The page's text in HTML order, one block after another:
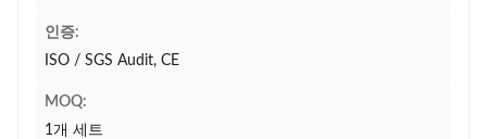
인증:
ISO / SGS Audit, CE
MOQ:
1개 세트